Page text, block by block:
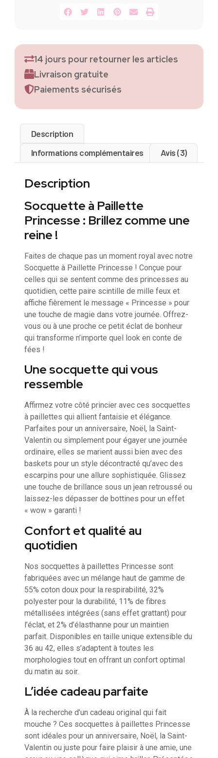
14 jours pour retourner les articles
Livraison gratuite
Paiements sécurisés
Description
Informations complémentaires
Avis (3)
Description
Socquette à Paillette
Princesse : Brillez comme une
reine !
Faites de chaque pas un moment royal avec notre
Socquette à Paillette Princesse ! Conçue pour
celles qui se sentent comme des princesses au
quotidien, cette paire scintille de mille feux et
affiche fièrement le message « Princesse » pour
une touche de magie dans votre journée. Offrez-
vous ou à une proche ce petit éclat de bonheur
qui transforme n’importe quel look en conte de
fées !
Une socquette qui vous
ressemble
Affirmez votre côté princier avec ces socquettes
à paillettes qui allient fantaisie et élégance.
Parfaites pour un anniversaire, Noël, la Saint-
Valentin ou simplement pour égayer une journée
ordinaire, elles se marient aussi bien avec des
baskets pour un style décontracté qu’avec des
escarpins pour une allure sophistiquée. Glissez
une touche de brillance sous un jean retroussé ou
laissez-les dépasser de bottines pour un effet
« wow » garanti !
Confort et qualité au
quotidien
Nos socquettes à paillettes Princesse sont
fabriquées avec un mélange haut de gamme de
55% coton doux pour la respirabilité, 32%
polyester pour la durabilité, 11% de fibres
métallisées intégrées (sans effet grattant) pour
l’éclat, et 2% d’élasthanne pour un maintien
parfait. Disponibles en taille unique extensible du
36 au 42, elles s’adaptent à toutes les
morphologies tout en offrant un confort optimal
du matin au soir.
L’idée cadeau parfaite
À la recherche d’un cadeau original qui fait
mouche ? Ces socquettes à paillettes Princesse
sont idéales pour un anniversaire, Noël, la Saint-
Valentin ou juste pour faire plaisir à une amie, une